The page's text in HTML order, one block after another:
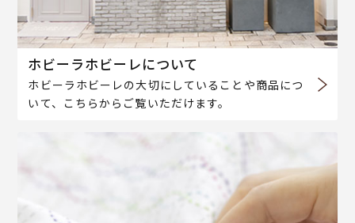
ホビーラホビーレについて
ホビーラホビーレの大切にしていることや商品につ
いて、こちらからご覧いただけます。